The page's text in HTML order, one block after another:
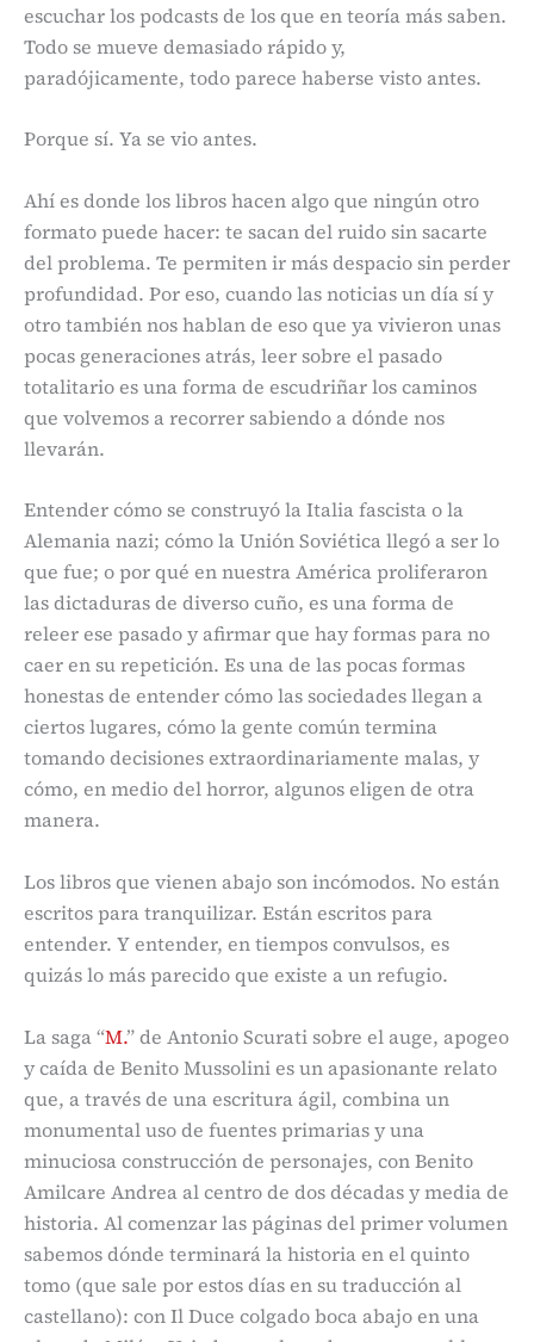
escuchar los podcasts de los que en teoría más saben.
Todo se mueve demasiado rápido y,
paradójicamente, todo parece haberse visto antes.
Porque sí. Ya se vio antes.
Ahí es donde los libros hacen algo que ningún otro
formato puede hacer: te sacan del ruido sin sacarte
del problema. Te permiten ir más despacio sin perder
profundidad. Por eso, cuando las noticias un día sí y
otro también nos hablan de eso que ya vivieron unas
pocas generaciones atrás, leer sobre el pasado
totalitario es una forma de escudriñar los caminos
que volvemos a recorrer sabiendo a dónde nos
llevarán.
Entender cómo se construyó la Italia fascista o la
Alemania nazi; cómo la Unión Soviética llegó a ser lo
que fue; o por qué en nuestra América proliferaron
las dictaduras de diverso cuño, es una forma de
releer ese pasado y afirmar que hay formas para no
caer en su repetición. Es una de las pocas formas
honestas de entender cómo las sociedades llegan a
ciertos lugares, cómo la gente común termina
tomando decisiones extraordinariamente malas, y
cómo, en medio del horror, algunos eligen de otra
manera.
Los libros que vienen abajo son incómodos. No están
escritos para tranquilizar. Están escritos para
entender. Y entender, en tiempos convulsos, es
quizás lo más parecido que existe a un refugio.
La saga “M.” de Antonio Scurati sobre el auge, apogeo
y caída de Benito Mussolini es un apasionante relato
que, a través de una escritura ágil, combina un
monumental uso de fuentes primarias y una
minuciosa construcción de personajes, con Benito
Amilcare Andrea al centro de dos décadas y media de
historia. Al comenzar las páginas del primer volumen
sabemos dónde terminará la historia en el quinto
tomo (que sale por estos días en su traducción al
castellano): con Il Duce colgado boca abajo en una